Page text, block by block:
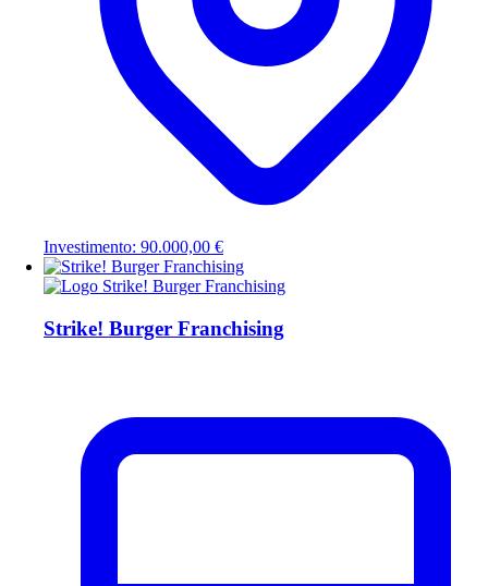
Investimento: 90.000,00 €
Strike! Burger Franchising